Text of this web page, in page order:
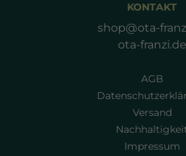
AGB
Versand
Impressum
KONTAKT
shop@ota-
ota-franzi.de